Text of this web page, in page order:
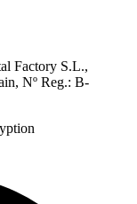
Factory S.L.,
Nº Reg.: B-